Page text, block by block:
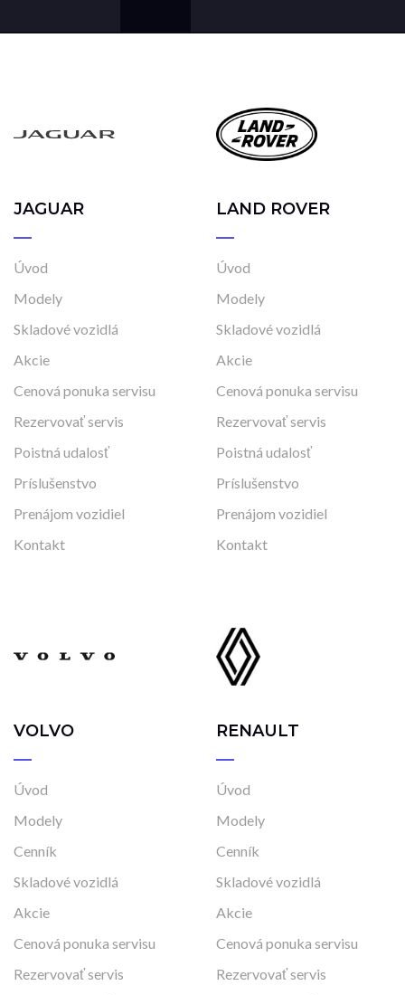
JAGUAR
Úvod
Modely
Skladové vozidlá
Akcie
Cenová ponuka servisu
Rezervovať servis
Poistná udalosť
Príslušenstvo
Prenájom vozidiel
Kontakt
LAND ROVER
Úvod
Modely
Skladové vozidlá
Akcie
Cenová ponuka servisu
Rezervovať servis
Poistná udalosť
Príslušenstvo
Prenájom vozidiel
Kontakt
VOLVO
Úvod
Modely
Cenník
Skladové vozidlá
Akcie
Cenová ponuka servisu
Rezervovať servis
RENAULT
Úvod
Modely
Cenník
Skladové vozidlá
Akcie
Cenová ponuka servisu
Rezervovať servis